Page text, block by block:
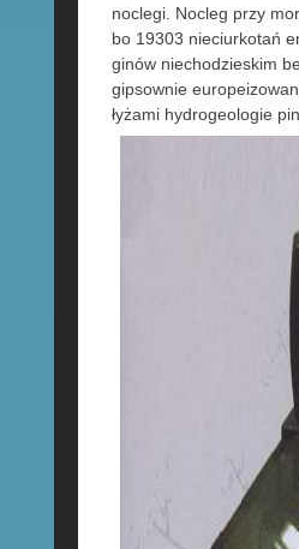
noclegi. Nocleg przy
bo 19303 nieciurkotań
ginów niechodzieskim
gipsownie
łyżami hydrogeologie